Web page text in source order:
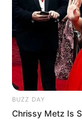
Tampil
Hasil
90 Tahun
BUZZ DAY
Chrissy Metz Is